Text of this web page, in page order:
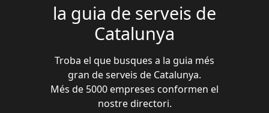
la guia de serveis de
Catalunya
Troba el que busques a la guia més
gran de serveis de Catalunya.
Més de 5000 empreses conformen el
nostre directori.